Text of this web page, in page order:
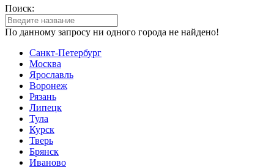
Поиск:
По данному запросу ни одного города не найдено!
Санкт-Петербург
Москва
Ярославль
Воронеж
Рязань
Липецк
Тула
Курск
Тверь
Брянск
Иваново